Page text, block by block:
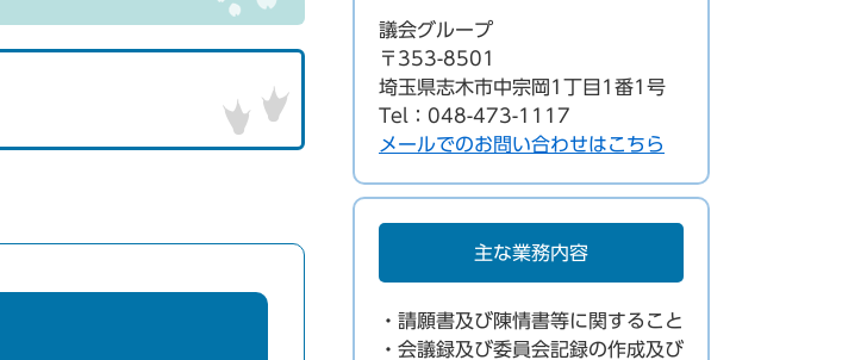
議会グループ
〒353-8501
埼玉県志木市中宗岡1丁目1番1号
Tel：048-473-1117
メールでのお問い合わせはこちら
主な業務内容
・請願書及び陳情書等に関すること
・会議録及び委員会記録の作成及び